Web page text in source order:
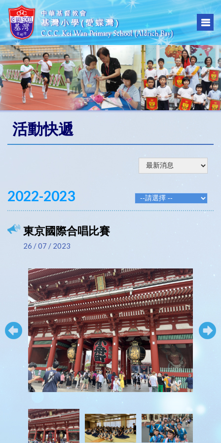
活動快遞
2022-2023
東京國際合唱比賽
26 / 07 / 2023